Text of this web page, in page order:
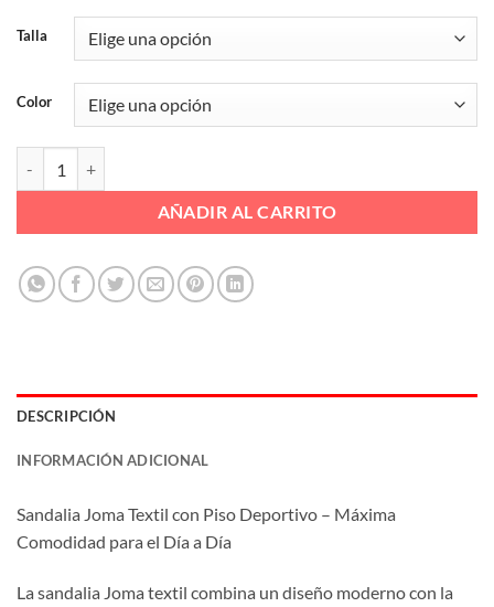
Talla
Color
AÑADIR AL CARRITO
DESCRIPCIÓN
INFORMACIÓN ADICIONAL
Sandalia Joma Textil con Piso Deportivo – Máxima
Comodidad para el Día a Día
La sandalia Joma textil combina un diseño moderno con la